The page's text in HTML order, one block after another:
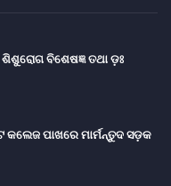
ବିଶେଷଜ୍ଞ ତଥା ଡ଼ଃ
କଲେଜ ପାଖରେ ମାର୍ମନ୍ତୁଦ ସଡ଼କ